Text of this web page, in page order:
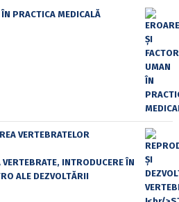
PRACTICA MEDICALĂ
VERTEBRATELOR
INTRODUCERE ÎN
ALE DEZVOLTĂRII